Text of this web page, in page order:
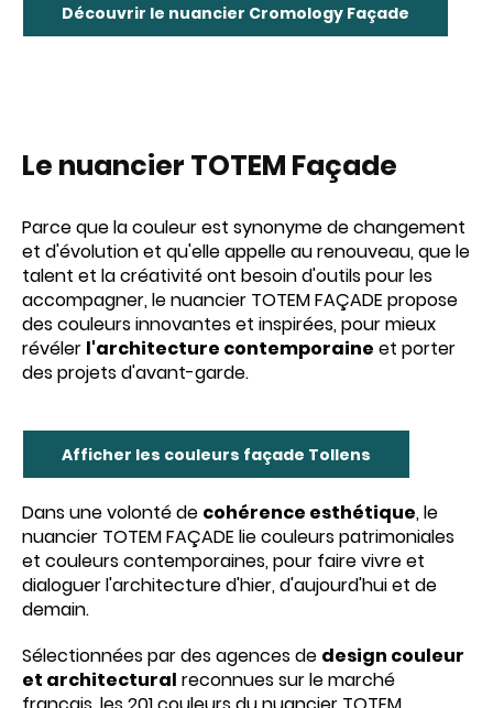
Découvrir le nuancier Cromology Façade
Le nuancier TOTEM Façade
Parce que la couleur est synonyme de changement
et d'évolution et qu'elle appelle au renouveau, que le
talent et la créativité ont besoin d'outils pour les
accompagner, le nuancier TOTEM FAÇADE propose
des couleurs innovantes et inspirées, pour mieux
révéler l'architecture contemporaine et porter
des projets d'avant-garde.
Afficher les couleurs façade Tollens
Dans une volonté de cohérence esthétique, le
nuancier TOTEM FAÇADE lie couleurs patrimoniales
et couleurs contemporaines, pour faire vivre et
dialoguer l'architecture d'hier, d'aujourd'hui et de
demain.
Sélectionnées par des agences de design couleur
et architectural reconnues sur le marché